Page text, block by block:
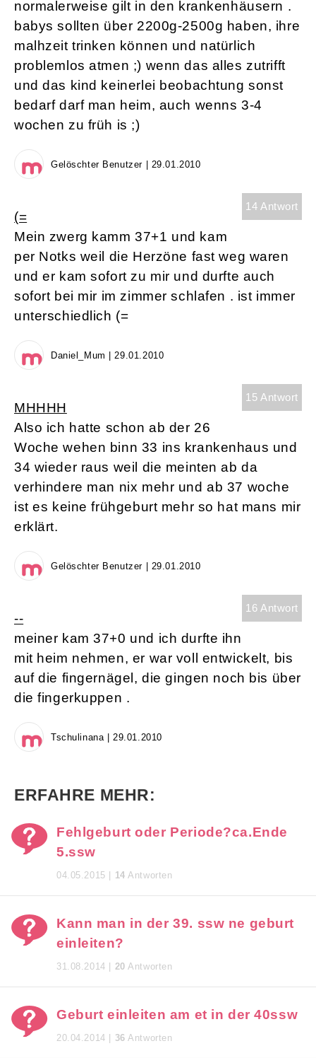
normalerweise gilt in den krankenhäusern .
babys sollten über 2200g-2500g haben, ihre
malhzeit trinken können und natürlich
problemlos atmen ;) wenn das alles zutrifft
und das kind keinerlei beobachtung sonst
bedarf darf man heim, auch wenns 3-4
wochen zu früh is ;)
Gelöschter Benutzer | 29.01.2010
14 Antwort
(=
Mein zwerg kamm 37+1 und kam
per Notks weil die Herzöne fast weg waren
und er kam sofort zu mir und durfte auch
sofort bei mir im zimmer schlafen . ist immer
unterschiedlich (=
Daniel_Mum | 29.01.2010
15 Antwort
MHHHH
Also ich hatte schon ab der 26
Woche wehen binn 33 ins krankenhaus und
34 wieder raus weil die meinten ab da
verhindere man nix mehr und ab 37 woche
ist es keine frühgeburt mehr so hat mans mir
erklärt.
Gelöschter Benutzer | 29.01.2010
16 Antwort
--
meiner kam 37+0 und ich durfte ihn
mit heim nehmen, er war voll entwickelt, bis
auf die fingernägel, die gingen noch bis über
die fingerkuppen .
Tschulinana | 29.01.2010
ERFAHRE MEHR:
Fehlgeburt oder Periode?ca.Ende
5.ssw
04.05.2015 | 14 Antworten
Kann man in der 39. ssw ne geburt
einleiten?
31.08.2014 | 20 Antworten
Geburt einleiten am et in der 40ssw
20.04.2014 | 36 Antworten